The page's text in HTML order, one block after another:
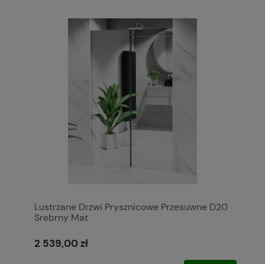
Lustrzane Drzwi Prysznicowe Przesuwne D20
Srebrny Mat
2 539,00 zł